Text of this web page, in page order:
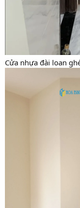
Cửa nhựa đài loan